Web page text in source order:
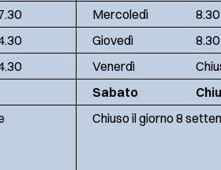
Mercoledì
Giovedì
Venerdì
Sabato
Chiuso il giorno 8